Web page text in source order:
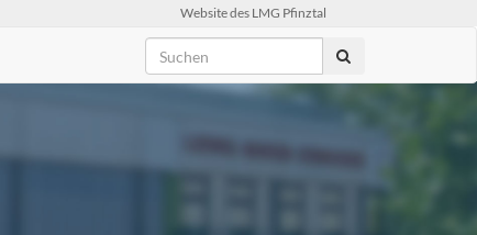
Website des LMG Pfinztal